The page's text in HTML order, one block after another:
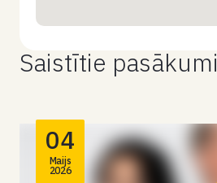
Saistītie pasākumi
04
Maijs
2026